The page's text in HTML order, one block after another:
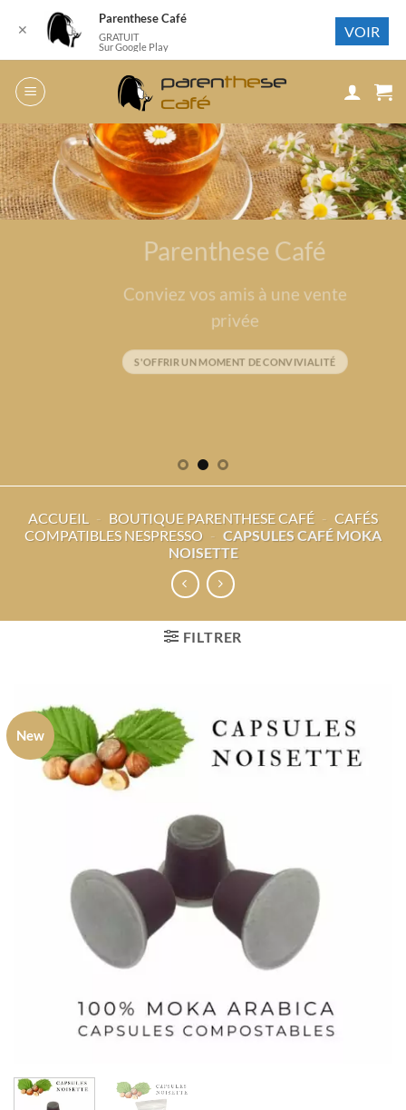
Parenthese Café
Conviez vos amis à une vente
privée
S'OFFRIR UN MOMENT DE CONVIVIALITÉ
ACCUEIL - BOUTIQUE PARENTHESE CAFÉ - CAFÉS
COMPATIBLES NESPRESSO - CAPSULES CAFÉ MOKA
NOISETTE
FILTRER
New
✕
Parenthese Café
GRATUIT
Sur Google Play
VOIR